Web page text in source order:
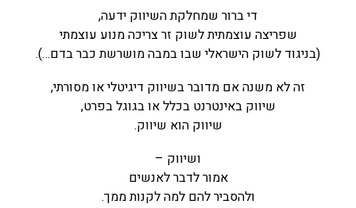
די ברור שמחלקת השיווק ידעה,
שפריצה עוצמתית לשוק זרצריכה מנוע עוצמתי
(בניגוד לשוק הישראלי שבו במבה מושרשת כבר בדם…).
זה לא משנה אם מדובר בשיווק דיגיטלי או מסורתי,
שיווק באינטרנט בכלל או בגוגל בפרט,
שיווק הוא שיווק.
ושיווק –
אמור לדבר לאנשים
ולהסביר להם למה לקנות ממך.